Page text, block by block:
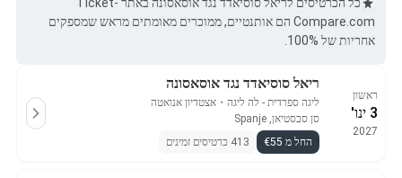
Compare.com הם אותנטיים, ממוכרים מאומתים מראש שמספקים
אחריות של 100%.
ראשון
3 ינו'
2027
ריאל סוסיאדד נגד אוסאסונה
ליגה ספרדית - לה ליגה ・ אצטדיון אנואטה
סן סבסטיאן, Spanje
החל מ €55
413 כרטיסים זמינים